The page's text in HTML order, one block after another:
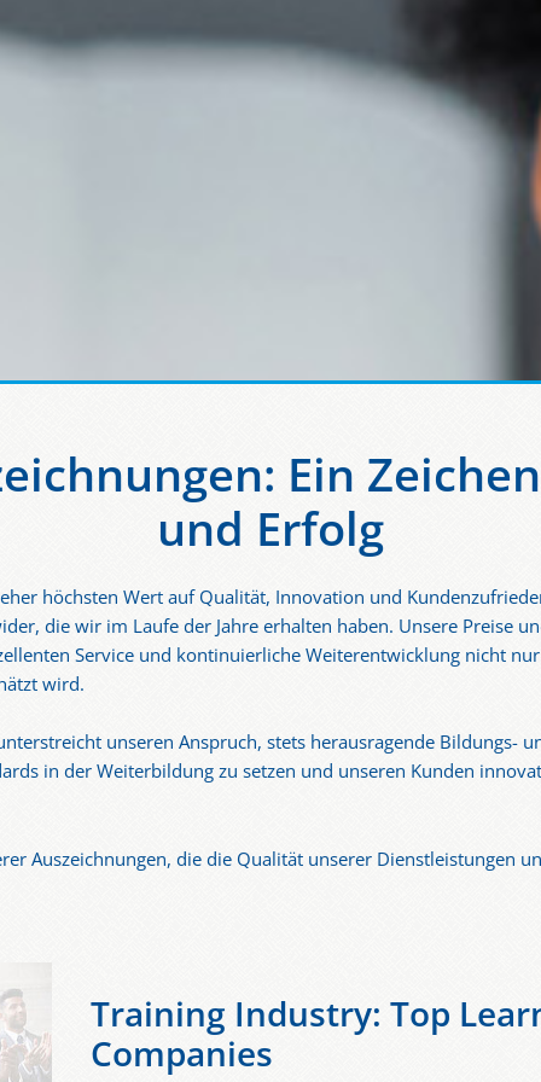
Ein
und Erfolg
höchsten Wert auf Qualität, Innovation und
die wir im Laufe der Jahre erhalten haben. Unsere Preise
Service und kontinuierliche Weiterentwicklung nicht
wird.
unseren Anspruch, stets herausragende Bildungs-
in der Weiterbildung zu setzen und unseren Kunden
Auszeichnungen, die die Qualität unserer Dienstleistungen
Training Industry: Top
Companies